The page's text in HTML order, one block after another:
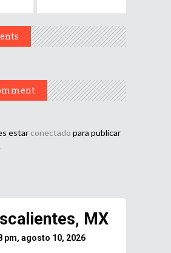
estar conectado para publicar
MX
pm, agosto 10, 2026